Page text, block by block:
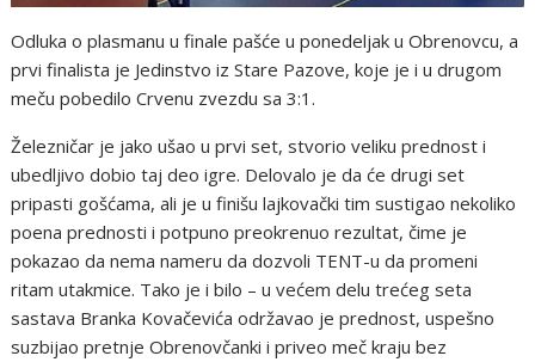
Odluka o plasmanu u finale pašće u ponedeljak u Obrenovcu, a
prvi finalista je Jedinstvo iz Stare Pazove, koje je i u drugom
meču pobedilo Crvenu zvezdu sa 3:1.
Železničar je jako ušao u prvi set, stvorio veliku prednost i
ubedljivo dobio taj deo igre. Delovalo je da će drugi set
pripasti gošćama, ali je u finišu lajkovački tim sustigao nekoliko
poena prednosti i potpuno preokrenuo rezultat, čime je
pokazao da nema nameru da dozvoli TENT-u da promeni
ritam utakmice. Tako je i bilo – u većem delu trećeg seta
sastava Branka Kovačevića održavao je prednost, uspešno
suzbijao pretnje Obrenovčanki i priveo meč kraju bez